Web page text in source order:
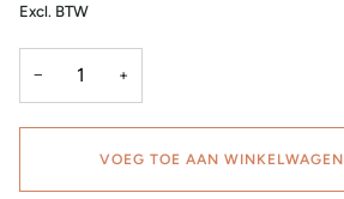
Excl. BTW
− +
VOEG TOE AAN WINKELWAGEN